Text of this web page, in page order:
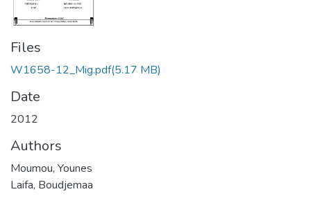
Files
W1658-12_Mig.pdf(5.17 MB)
Date
2012
Authors
Moumou, Younes
Laifa, Boudjemaa